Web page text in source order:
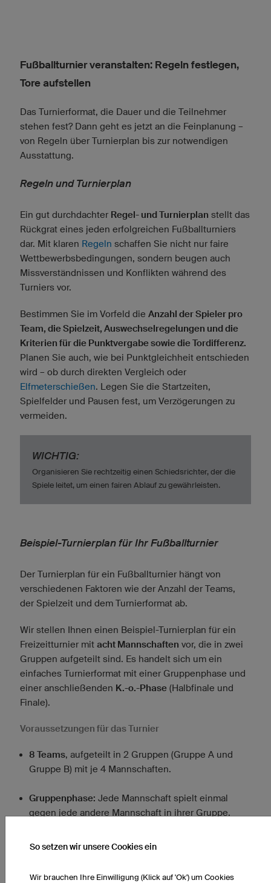
Fußballturnier veranstalten: Regeln festlegen,
Tore aufstellen
Das Turnierformat, die Dauer und die Teilnehmer
stehen fest? Dann geht es jetzt an die Feinplanung –
von Regeln über Turnierplan bis zur notwendigen
Ausstattung.
Regeln und Turnierplan
Ein gut durchdachter Regel- und Turnierplan stellt das
Rückgrat eines jeden erfolgreichen Fußballturniers
dar. Mit klaren Regeln schaffen Sie nicht nur faire
Wettbewerbsbedingungen, sondern beugen auch
Missverständnissen und Konflikten während des
Turniers vor.
Bestimmen Sie im Vorfeld die Anzahl der Spieler pro
Team, die Spielzeit, Auswechselregelungen und die
Kriterien für die Punktvergabe sowie die Tordifferenz.
Planen Sie auch, wie bei Punktgleichheit entschieden
wird – ob durch direkten Vergleich oder
Elfmeterschießen. Legen Sie die Startzeiten,
Spielfelder und Pausen fest, um Verzögerungen zu
vermeiden.
WICHTIG:
Organisieren Sie rechtzeitig einen Schiedsrichter, der die
Spiele leitet, um einen fairen Ablauf zu gewährleisten.
Beispiel-Turnierplan für Ihr Fußballturnier
Der Turnierplan für ein Fußballturnier hängt von
verschiedenen Faktoren wie der Anzahl der Teams,
der Spielzeit und dem Turnierformat ab.
Wir stellen Ihnen einen Beispiel-Turnierplan für ein
Freizeitturnier mit acht Mannschaften vor, die in zwei
Gruppen aufgeteilt sind. Es handelt sich um ein
einfaches Turnierformat mit einer Gruppenphase und
einer anschließenden K.-o.-Phase (Halbfinale und
Finale).
Voraussetzungen für das Turnier
8 Teams, aufgeteilt in 2 Gruppen (Gruppe A und
Gruppe B) mit je 4 Mannschaften.
Gruppenphase: Jede Mannschaft spielt einmal
gegen jede andere Mannschaft in ihrer Gruppe.
Halbfinale: Die besten zwei Mannschaften jeder
So setzen wir unsere Cookies ein
Wir brauchen Ihre Einwilligung (Klick auf 'Ok') um Cookies